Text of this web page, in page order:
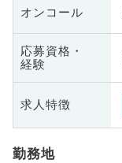
オンコール
応募資格・
経験
求人特徴
勤務地